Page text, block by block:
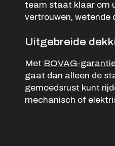
Verkocht
team staat klaar om
vertrouwen, wetende
Uitgebreide
Met BOVAG-
gaat dan alleen de
gemoedsrust kunt
mechanisch of